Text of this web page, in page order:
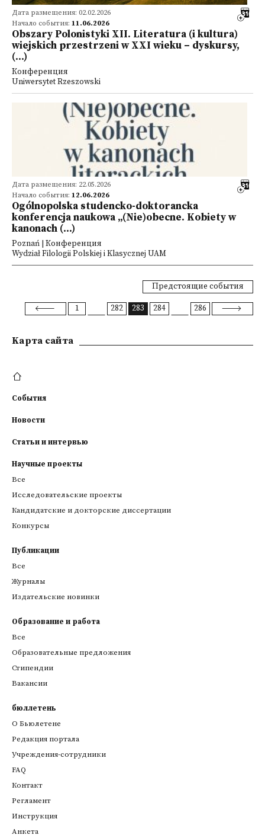
Дата размещения: 02.02.2026
Начало события: 11.06.2026
Obszary Polonistyki XII. Literatura (i kultura)
wiejskich przestrzeni w XXI wieku – dyskursy,
(...)
Конференция
Uniwersytet Rzeszowski
Дата размещения: 22.05.2026
Начало события: 12.06.2026
Ogólnopolska studencko-doktorancka
konferencja naukowa „(Nie)obecne. Kobiety w
kanonach (...)
Poznań | Конференция
Wydział Filologii Polskiej i Klasycznej UAM
Предстоящие события
1 282 283 284 286
Kарта сайта
События
Новости
Статьи и интервью
Научные проекты
Все
Исследовательские проекты
Кандидатские и докторские диссертации
Конкурсы
Публикации
Все
Журналы
Издательские новинки
Образование и работа
Все
Образовательные предложения
Стипендии
Вакансии
бюллетень
О Бьюлетене
Редакция портала
Учреждения-сотрудники
FAQ
Контакт
Регламент
Инструкция
Анкета